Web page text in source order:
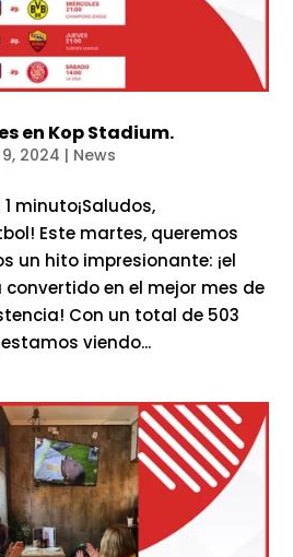
en Kop Stadium.
2024 | News
minuto¡Saludos,
Este martes, queremos
un hito impresionante: ¡el
en el mejor mes de
Con un total de 503
viendo...